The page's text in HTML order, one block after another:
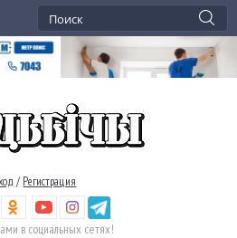
/ Регистрация
в социальных сетях!